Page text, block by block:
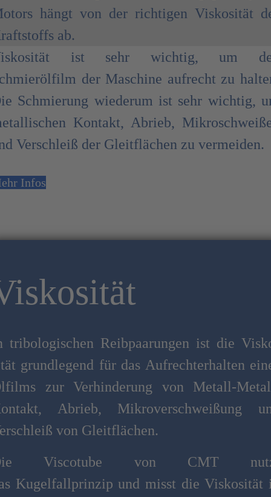
hängt von der richtigen Viskosität
ab.
ist sehr wichtig, um
der Maschine aufrecht zu
Schmierung wiederum ist sehr wichtig,
Kontakt, Abrieb,
Verschleiß der Gleitflächen zu vermeiden.
Infos
tribologischen Reibpaarungen ist die
grundlegend für das Aufrechterhalten
zur Verhinderung von Metall-
Abrieb, Mikroverschweißung
von Gleitflächen.
Viscotube von CMT
Kugelfallprinzip und misst die Viskosität